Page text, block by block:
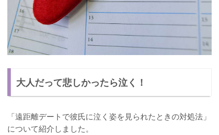
大人だって悲しかったら泣く！
「遠距離デートで彼氏に泣く姿を見られたときの対処法」
について紹介しました。